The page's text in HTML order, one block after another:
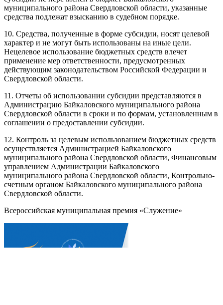
муниципального района Свердловской области, указанные
средства подлежат взысканию в судебном порядке.
10. Средства, полученные в форме субсидии, носят целевой
характер и не могут быть использованы на иные цели.
Нецелевое использование бюджетных средств влечет
применение мер ответственности, предусмотренных
действующим законодательством Российской Федерации и
Свердловской области.
11. Отчеты об использовании субсидии представляются в
Администрацию Байкаловского муниципального района
Свердловской области в сроки и по формам, установленным в
соглашении о предоставлении субсидии.
12. Контроль за целевым использованием бюджетных средств
осуществляется Администрацией Байкаловского
муниципального района Свердловской области, Финансовым
управлением Администрации Байкаловского
муниципального района Свердловской области, Контрольно-
счетным органом Байкаловского муниципального района
Свердловской области.
Всероссийская муниципальная премия «Служение»